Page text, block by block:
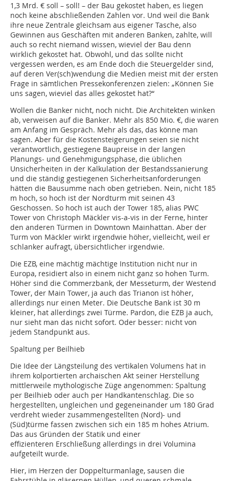
1,3 Mrd. € soll – soll! – der Bau gekostet haben, es liegen
noch keine abschließenden Zahlen vor. Und weil die Bank
ihre neue Zentrale gleichsam aus eigener Tasche, also
Gewinnen aus Geschäften mit anderen Banken, zahlte, will
auch so recht niemand wissen, wieviel der Bau denn
wirklich gekostet hat. Obwohl, und das sollte nicht
vergessen werden, es am Ende doch die Steuergelder sind,
auf deren Ver(sch)wendung die Medien meist mit der ersten
Frage in sämtlichen Pressekonferenzen zielen: „Können Sie
uns sagen, wieviel das alles gekostet hat?“
Wollen die Banker nicht, noch nicht. Die Architekten winken
ab, verweisen auf die Banker. Mehr als 850 Mio. €, die waren
am Anfang im Gespräch. Mehr als das, das könne man
sagen. Aber für die Kostensteigerungen seien sie nicht
verantwortlich, gestiegene Baupreise in der langen
Planungs- und Genehmigungsphase, die üblichen
Unsicherheiten in der Kalkulation der Bestandssanierung
und die ständig gestiegenen Sicherheitsanforderungen
hätten die Bausumme nach oben getrieben. Nein, nicht 185
m hoch, so hoch ist der Nordturm mit seinen 43
Geschossen. So hoch ist auch der Tower 185, alias PWC
Tower von Christoph Mäckler vis-a-vis in der Ferne, hinter
den anderen Türmen in Downtown Mainhattan. Aber der
Turm von Mäckler wirkt irgendwie höher, vielleicht, weil er
schlanker aufragt, übersichtlicher irgendwie.
Die EZB, eine mächtig mächtige Institution nicht nur in
Europa, residiert also in einem nicht ganz so hohen Turm.
Höher sind die Commerzbank, der Messeturm, der Westend
Tower, der Main Tower, ja auch das Trianon ist höher,
allerdings nur einen Meter. Die Deutsche Bank ist 30 m
kleiner, hat allerdings zwei Türme. Pardon, die EZB ja auch,
nur sieht man das nicht sofort. Oder besser: nicht von
jedem Standpunkt aus.
Spaltung per Beilhieb
Die Idee der Längsteilung des vertikalen Volumens hat in
ihrem kolportierten archaischen Akt seiner Herstellung
mittlerweile mythologische Züge angenommen: Spaltung
per Beilhieb oder auch per Handkantenschlag. Die so
hergestellten, ungleichen und gegeneinander um 180 Grad
verdreht wieder zusammengestellten (Nord)- und
(Süd)türme fassen zwischen sich ein 185 m hohes Atrium.
Das aus Gründen der Statik und einer
effizienteren Erschließung allerdings in drei Volumina
aufgeteilt wurde.
Hier, im Herzen der Doppelturmanlage, sausen die